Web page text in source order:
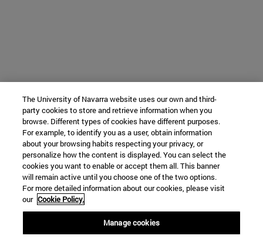
The University of Navarra website uses our own and third-
party cookies to store and retrieve information when you
browse. Different types of cookies have different purposes.
For example, to identify you as a user, obtain information
about your browsing habits respecting your privacy, or
personalize how the content is displayed. You can select the
cookies you want to enable or accept them all. This banner
will remain active until you choose one of the two options.
For more detailed information about our cookies, please visit
our Cookie Policy.
Manage cookies